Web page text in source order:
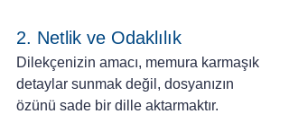
2. Netlik ve Odaklılık
Dilekçenizin amacı, memura karmaşık
detaylar sunmak değil, dosyanızın
özünü sade bir dille aktarmaktır.